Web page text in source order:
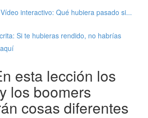
interactivo: Qué hubiera pasado si...
Si te hubieras rendido, no habrías
esta lección los
los boomers
cosas diferentes